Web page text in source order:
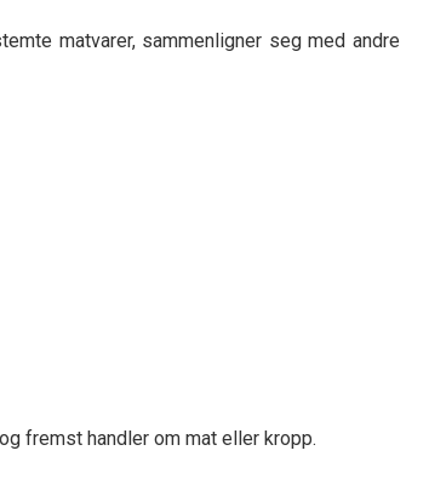
matvarer, sammenligner seg med andre
fremst handler om mat eller kropp.